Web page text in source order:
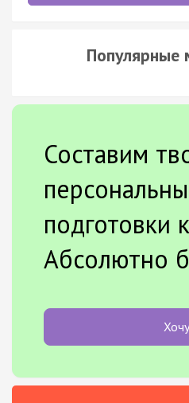
Популярные
Составим
подготовки
Абсолютно